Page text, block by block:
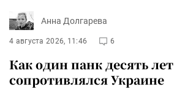
Анна Долгарева
4 августа 2026, 11:46 6
Как один панк десять лет
сопротивлялся Украине